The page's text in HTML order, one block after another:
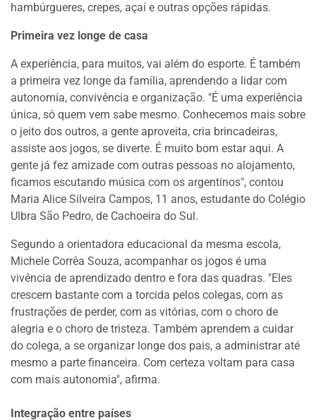
hambúrgueres, crepes, açaí e outras opções rápidas.
Primeira vez longe de casa
A experiência, para muitos, vai além do esporte. É também
a primeira vez longe da família, aprendendo a lidar com
autonomia, convivência e organização. "É uma experiência
única, só quem vem sabe mesmo. Conhecemos mais sobre
o jeito dos outros, a gente aproveita, cria brincadeiras,
assiste aos jogos, se diverte. É muito bom estar aqui. A
gente já fez amizade com outras pessoas no alojamento,
ficamos escutando música com os argentinos", contou
Maria Alice Silveira Campos, 11 anos, estudante do Colégio
Ulbra São Pedro, de Cachoeira do Sul.
Segundo a orientadora educacional da mesma escola,
Michele Corrêa Souza, acompanhar os jogos é uma
vivência de aprendizado dentro e fora das quadras. "Eles
crescem bastante com a torcida pelos colegas, com as
frustrações de perder, com as vitórias, com o choro de
alegria e o choro de tristeza. Também aprendem a cuidar
do colega, a se organizar longe dos pais, a administrar até
mesmo a parte financeira. Com certeza voltam para casa
com mais autonomia", afirma.
Integração entre países